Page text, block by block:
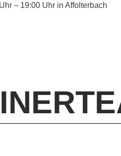
– 19:00 Uhr in Affolterbach